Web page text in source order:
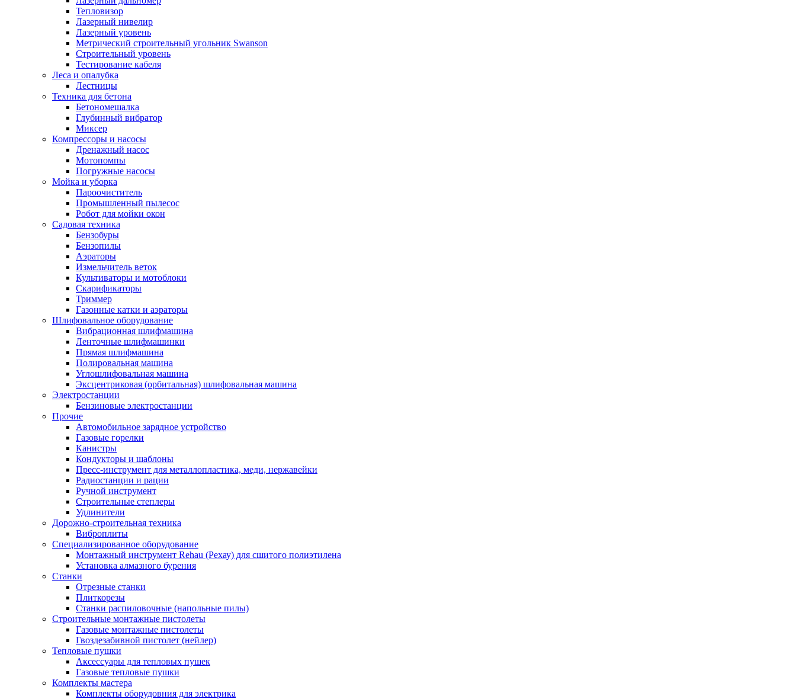
Тепловизор
Лазерный нивелир
Лазерный уровень
Метрический строительный угольник Swanson
Строительный уровень
Тестирование кабеля
Леса и опалубка
Лестницы
Техника для бетона
Бетономешалка
Глубинный вибратор
Миксер
Компрессоры и насосы
Дренажный насос
Мотопомпы
Погружные насосы
Мойка и уборка
Пароочиститель
Промышленный пылесос
Робот для мойки окон
Садовая техника
Бензобуры
Бензопилы
Аэраторы
Измельчитель веток
Культиваторы и мотоблоки
Скарификаторы
Триммер
Газонные катки и аэраторы
Шлифовальное оборудование
Вибрационная шлифмашина
Ленточные шлифмашинки
Прямая шлифмашина
Полировальная машина
Углошлифовальная машина
Эксцентриковая (орбитальная) шлифовальная машина
Электростанции
Бензиновые электростанции
Прочие
Автомобильное зарядное устройство
Газовые горелки
Канистры
Кондукторы и шаблоны
Пресс-инструмент для металлопластика, меди, нержавейки
Радиостанции и рации
Ручной инструмент
Строительные степлеры
Удлинители
Дорожно-строительная техника
Виброплиты
Специализированное оборудование
Монтажный инструмент Rehau (Рехау) для сшитого полиэтилена
Установка алмазного бурения
Станки
Отрезные станки
Плиткорезы
Станки распиловочные (напольные пилы)
Строительные монтажные пистолеты
Газовые монтажные пистолеты
Гвоздезабивной пистолет (нейлер)
Тепловые пушки
Аксессуары для тепловых пушек
Газовые тепловые пушки
Комплекты мастера
Комплекты оборудовния для электрика